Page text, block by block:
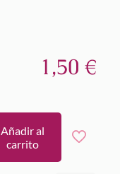
1,50 €
Añadir al
carrito